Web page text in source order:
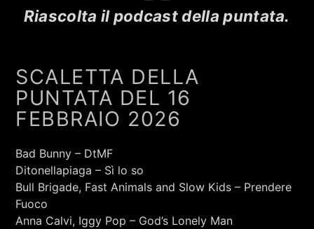
+393401974468
Riascolta il podcast della puntata.
SCALETTA DELLA
PUNTATA DEL 16
FEBBRAIO 2026
Bad Bunny – DtMF
Ditonellapiaga – Sì lo so
Bull Brigade, Fast Animals and Slow Kids – Prendere
Fuoco
Anna Calvi, Iggy Pop – God’s Lonely Man